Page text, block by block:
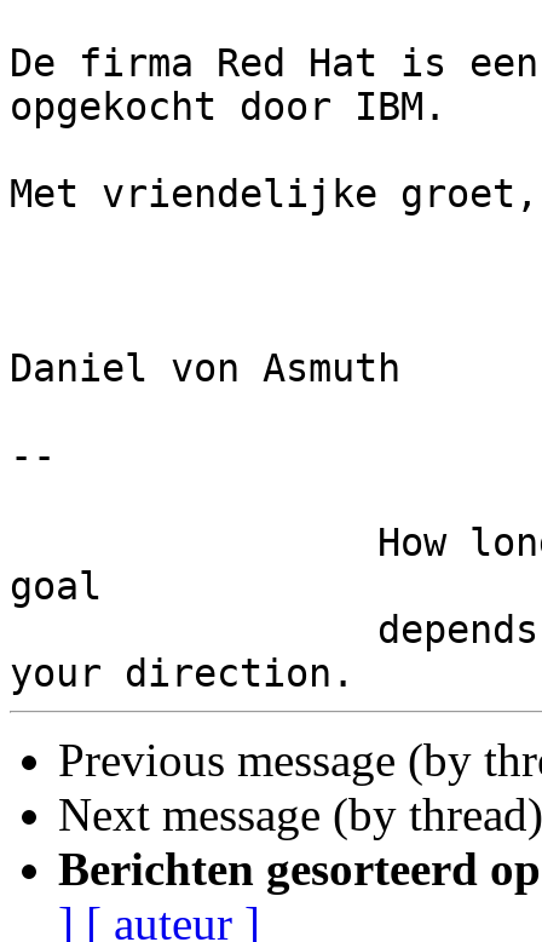
De firma Red Hat is
opgekocht door IBM.
Met vriendelijke groet,
Daniel von Asmuth
--
goal
Previous message (by
Next message (by
Berichten gesorteerd
] [ auteur ]